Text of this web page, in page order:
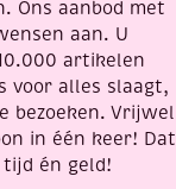
Ons aanbod met
aan. U
artikelen
voor alles slaagt,
bezoeken. Vrijwel
in één keer! Dat
tijd én geld!